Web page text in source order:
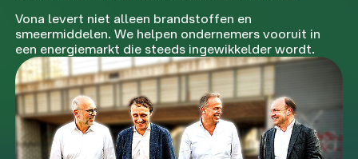
Vona levert niet alleen brandstoffen en
smeermiddelen. We helpen ondernemers vooruit in
een energiemarkt die steeds ingewikkelder wordt.